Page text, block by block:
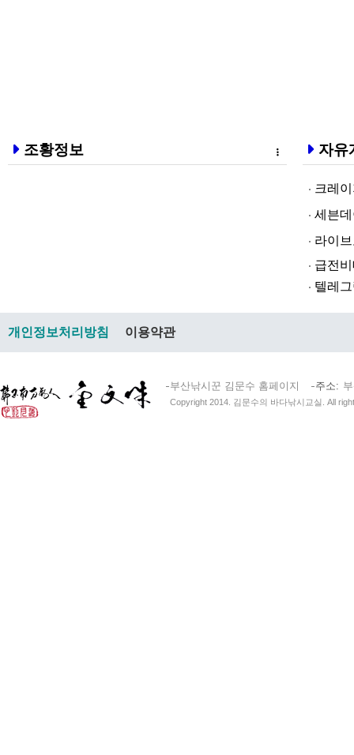
조황정보 자유
크레이지
세븐데이
라­이브토­
급전비대면
텔레그램
개인정보처리방침 이용약관
부산낚시꾼 김문수 홈페이지 주소
Copyright 2014. 김문수의 바다낚시교실. All